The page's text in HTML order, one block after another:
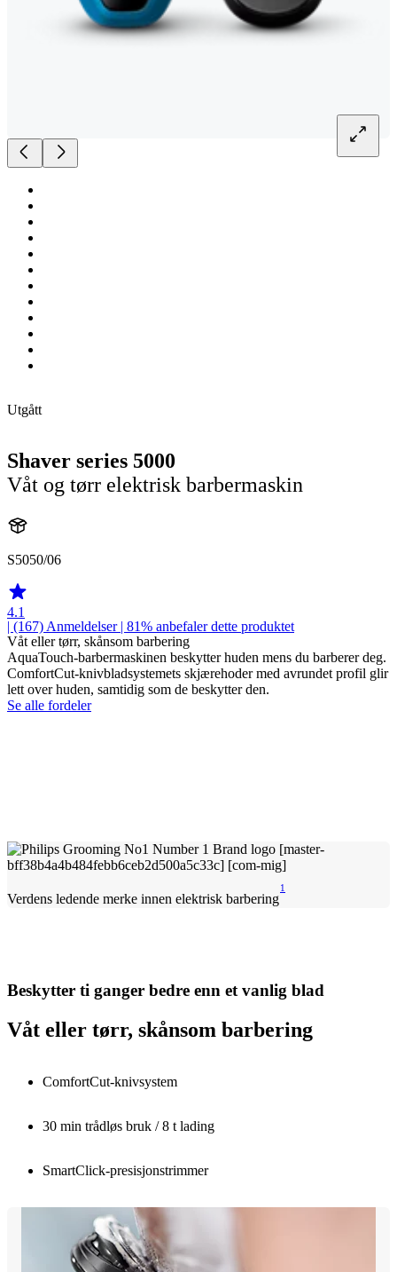
Utgått
Shaver series 5000
Våt og tørr elektrisk barbermaskin
S5050/06
4.1
| (167) Anmeldelser| 81% anbefaler dette produktet
Våt eller tørr, skånsom barbering
AquaTouch-barbermaskinen beskytter huden mens du barberer deg.
ComfortCut-knivbladsystemets skjærehoder med avrundet profil glir
lett over huden, samtidig som de beskytter den.
Se alle fordeler
Verdens ledende merke innen elektrisk barbering
1
Beskytter ti ganger bedre enn et vanlig blad
Våt eller tørr, skånsom barbering
ComfortCut-knivsystem
30 min trådløs bruk / 8 t lading
SmartClick-presisjonstrimmer